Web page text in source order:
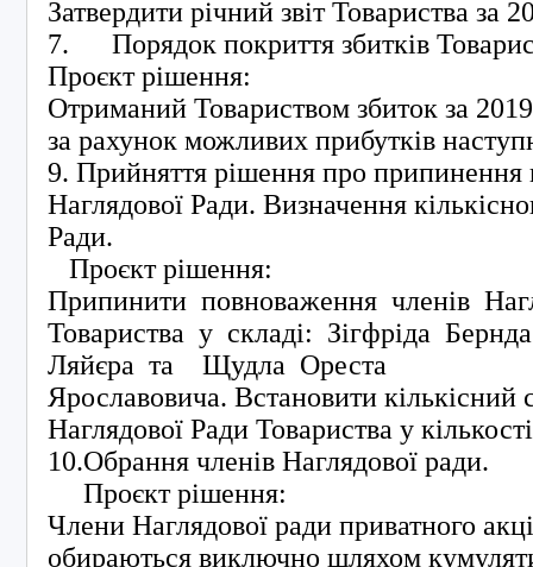
Затвердити річний звіт Товариства за
7. Порядок покриття збитків
Проєкт рішення:
Отриманий Товариством збиток за
за рахунок можливих прибутків
9. Прийняття рішення про припинення
Наглядової Ради. Визначення
Ради.
Проєкт рішення:
Припинити повноваження членів
Товариства у складі: Зігфріда
Ляйєра та Щудла Ореста
Ярославовича. Встановити кількісний
Наглядової Ради Товариства у
10.Обрання членів Наглядової ради.
Проєкт рішення:
Члени Наглядової ради приватного
обираються виключно шляхом